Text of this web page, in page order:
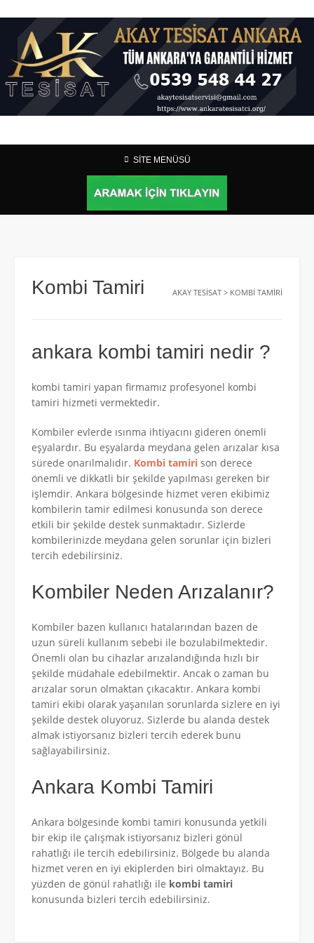
SİTE MENÜSÜ
Kombi Tamiri AKAY TESISAT > KOMBI TAMIRI
ankara kombi tamiri nedir ?
kombi tamiri yapan firmamız profesyonel kombi
tamiri hizmeti vermektedir.
Kombiler evlerde ısınma ihtiyacını gideren önemli
eşyalardır. Bu eşyalarda meydana gelen arızalar kısa
sürede onarılmalıdır. Kombi tamiri son derece
önemli ve dikkatli bir şekilde yapılması gereken bir
işlemdir. Ankara bölgesinde hizmet veren ekibimiz
kombilerin tamir edilmesi konusunda son derece
etkili bir şekilde destek sunmaktadır. Sizlerde
kombilerinizde meydana gelen sorunlar için bizleri
tercih edebilirsiniz.
Kombiler Neden Arızalanır?
Kombiler bazen kullanıcı hatalarından bazen de
uzun süreli kullanım sebebi ile bozulabilmektedir.
Önemli olan bu cihazlar arızalandığında hızlı bir
şekilde müdahale edebilmektir. Ancak o zaman bu
arızalar sorun olmaktan çıkacaktır. Ankara kombi
tamiri ekibi olarak yaşanılan sorunlarda sizlere en iyi
şekilde destek oluyoruz. Sizlerde bu alanda destek
almak istiyorsanız bizleri tercih ederek bunu
sağlayabilirsiniz.
Ankara Kombi Tamiri
Ankara bölgesinde kombi tamiri konusunda yetkili
bir ekip ile çalışmak istiyorsanız bizleri gönül
rahatlığı ile tercih edebilirsiniz. Bölgede bu alanda
hizmet veren en iyi ekiplerden biri olmaktayız. Bu
yüzden de gönül rahatlığı ile kombi tamiri
konusunda bizleri tercih edebilirsiniz.